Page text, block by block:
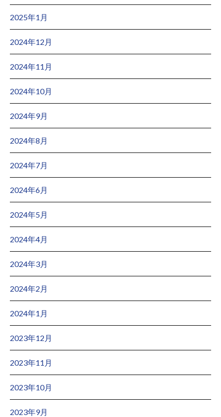
2025年1月
2024年12月
2024年11月
2024年10月
2024年9月
2024年8月
2024年7月
2024年6月
2024年5月
2024年4月
2024年3月
2024年2月
2024年1月
2023年12月
2023年11月
2023年10月
2023年9月